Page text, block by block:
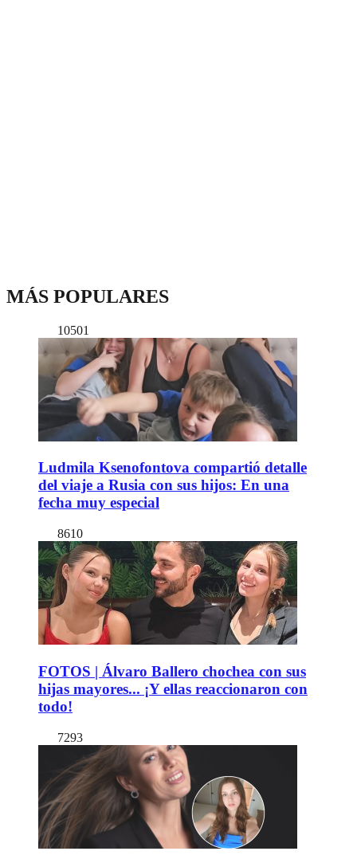
MÁS POPULARES
10501
Ludmila Ksenofontova compartió detalle
del viaje a Rusia con sus hijos: En una
fecha muy especial
8610
FOTOS | Álvaro Ballero chochea con sus
hijas mayores... ¡Y ellas reaccionaron con
todo!
7293